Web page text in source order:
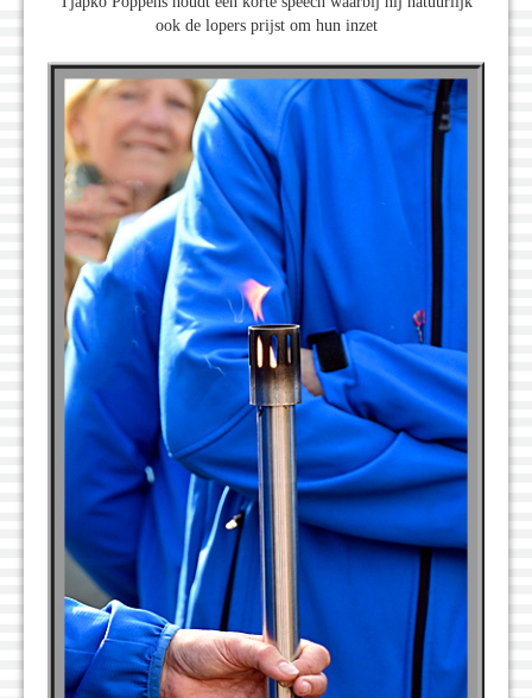
ook de lopers prijst om hun inzet